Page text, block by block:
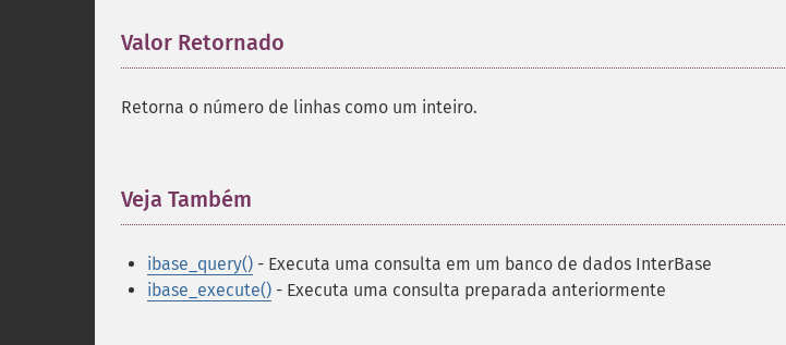
Valor Retornado
Retorna o número de linhas como um inteiro.
Veja Também
ibase_query() - Executa uma consulta em um banco de dados InterBase
ibase_execute() - Executa uma consulta preparada anteriormente